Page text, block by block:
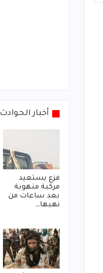
أخبار الحوادث
فزع يستعيد
مركبة منهوبة
بعد ساعات من
نهبها…